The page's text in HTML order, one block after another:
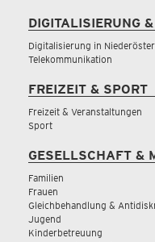
DIGITALISIERUNG
Digitalisierung in
Telekommunikation
FREIZEIT & SPORT
Freizeit & Veranstaltungen
Sport
GESELLSCHAFT &
Familien
Frauen
Gleichbehandlung &
Jugend
Kinderbetreuung